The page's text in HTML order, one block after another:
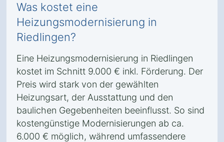
Was kostet eine
Heizungsmodernisierung in
Riedlingen?
Eine Heizungsmodernisierung in Riedlingen
kostet im Schnitt 9.000 € inkl. Förderung. Der
Preis wird stark von der gewählten
Heizungsart, der Ausstattung und den
baulichen Gegebenheiten beeinflusst. So sind
kostengünstige Modernisierungen ab ca.
6.000 € möglich, während umfassendere